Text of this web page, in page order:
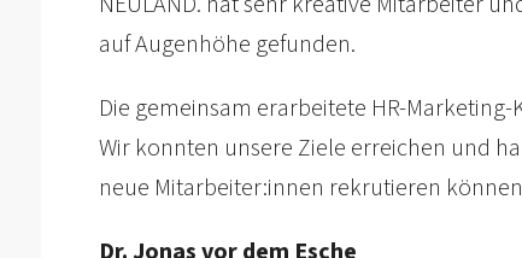
auf Augenhöhe gefunden.
Die gemeinsam erarbeitete HR-
Wir konnten unsere Ziele erreichen und
neue Mitarbeiter:innen rekrutieren